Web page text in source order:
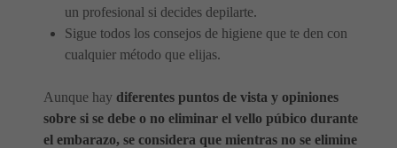
un profesional si decides depilarte.
Sigue todos los consejos de higiene que te den con
cualquier método que elijas.
Aunque hay diferentes puntos de vista y opiniones
sobre si se debe o no eliminar el vello púbico durante
el embarazo, se considera que mientras no se elimine